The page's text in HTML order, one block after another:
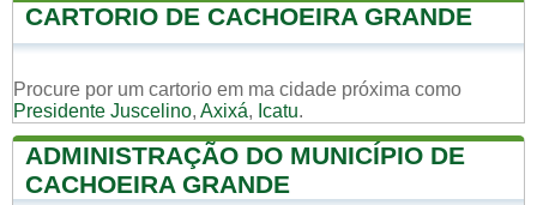
CARTORIO DE CACHOEIRA GRANDE
Procure por um cartorio em ma cidade próxima como
Presidente Juscelino, Axixá, Icatu.
ADMINISTRAÇÃO DO MUNICÍPIO DE
CACHOEIRA GRANDE